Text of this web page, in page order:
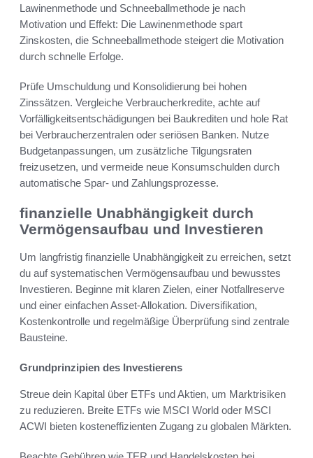
Lawinenmethode und Schneeballmethode je nach
Motivation und Effekt: Die Lawinenmethode spart
Zinskosten, die Schneeballmethode steigert die Motivation
durch schnelle Erfolge.
Prüfe Umschuldung und Konsolidierung bei hohen
Zinssätzen. Vergleiche Verbraucherkredite, achte auf
Vorfälligkeitsentschädigungen bei Baukrediten und hole Rat
bei Verbraucherzentralen oder seriösen Banken. Nutze
Budgetanpassungen, um zusätzliche Tilgungsraten
freizusetzen, und vermeide neue Konsumschulden durch
automatische Spar- und Zahlungsprozesse.
finanzielle Unabhängigkeit durch
Vermögensaufbau und Investieren
Um langfristig finanzielle Unabhängigkeit zu erreichen, setzt
du auf systematischen Vermögensaufbau und bewusstes
Investieren. Beginne mit klaren Zielen, einer Notfallreserve
und einer einfachen Asset-Allokation. Diversifikation,
Kostenkontrolle und regelmäßige Überprüfung sind zentrale
Bausteine.
Grundprinzipien des Investierens
Streue dein Kapital über ETFs und Aktien, um Marktrisiken
zu reduzieren. Breite ETFs wie MSCI World oder MSCI
ACWI bieten kosteneffizienten Zugang zu globalen Märkten.